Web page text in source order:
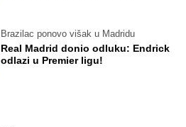
Brazilac ponovo višak u Madridu
Real Madrid donio odluku: Endrick
odlazi u Premier ligu!